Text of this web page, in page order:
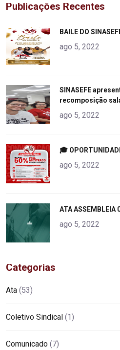
Publicações Recentes
alt="product">
BAILE DO
ago 5, 2022
alt="product">
SINASEFE
recomposição
ago 5, 2022
alt="product">
🎓
ago 5, 2022
alt="product">
ATA ASSEMBLEIA
ago 5, 2022
Categorias
Ata (53)
Coletivo Sindical (1)
Comunicado (7)